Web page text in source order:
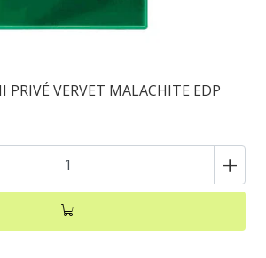
PRIVÉ VERVET MALACHITE EDP
+